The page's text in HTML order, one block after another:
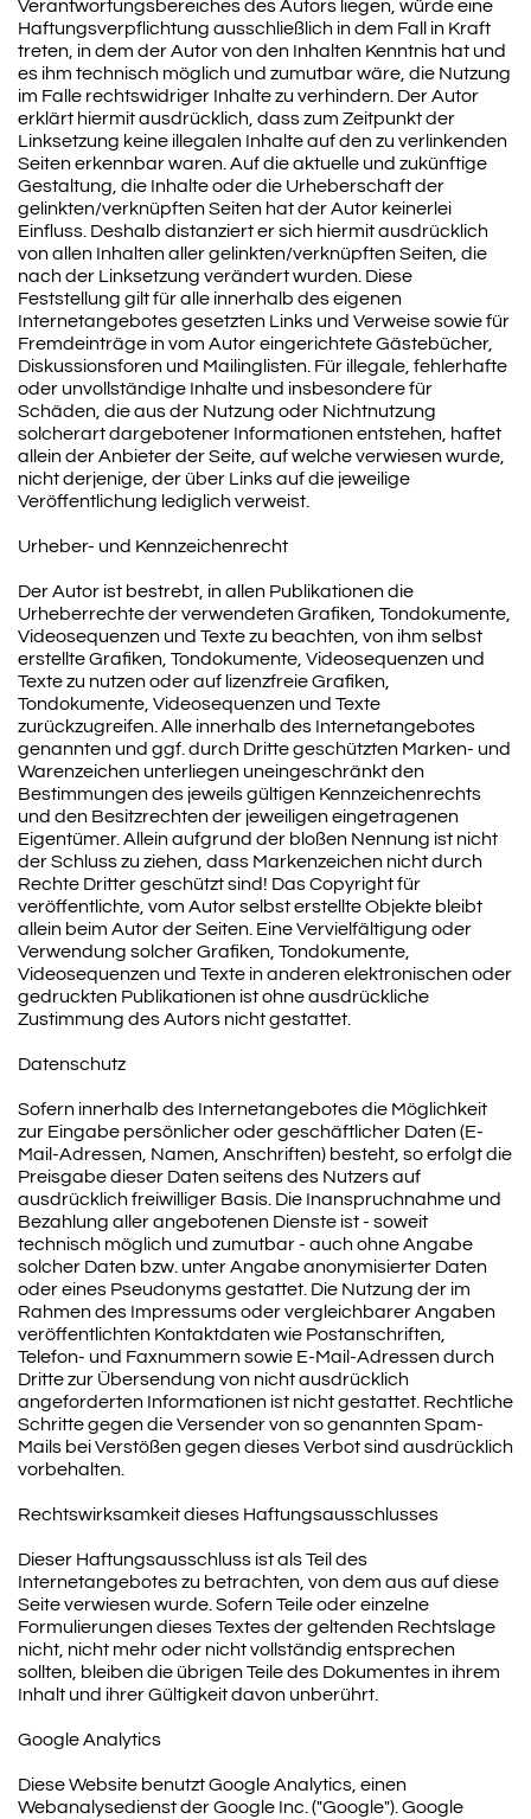
Verantwortungsbereiches des Autors liegen, würde eine
Haftungsverpflichtung ausschließlich in dem Fall in Kraft
treten, in dem der Autor von den Inhalten Kenntnis hat und
es ihm technisch möglich und zumutbar wäre, die Nutzung
im Falle rechtswidriger Inhalte zu verhindern. Der Autor
erklärt hiermit ausdrücklich, dass zum Zeitpunkt der
Linksetzung keine illegalen Inhalte auf den zu verlinkenden
Seiten erkennbar waren. Auf die aktuelle und zukünftige
Gestaltung, die Inhalte oder die Urheberschaft der
gelinkten/verknüpften Seiten hat der Autor keinerlei
Einfluss. Deshalb distanziert er sich hiermit ausdrücklich
von allen Inhalten aller gelinkten/verknüpften Seiten, die
nach der Linksetzung verändert wurden. Diese
Feststellung gilt für alle innerhalb des eigenen
Internetangebotes gesetzten Links und Verweise sowie für
Fremdeinträge in vom Autor eingerichtete Gästebücher,
Diskussionsforen und Mailinglisten. Für illegale, fehlerhafte
oder unvollständige Inhalte und insbesondere für
Schäden, die aus der Nutzung oder Nichtnutzung
solcherart dargebotener Informationen entstehen, haftet
allein der Anbieter der Seite, auf welche verwiesen wurde,
nicht derjenige, der über Links auf die jeweilige
Veröffentlichung lediglich verweist.
Urheber- und Kennzeichenrecht
Der Autor ist bestrebt, in allen Publikationen die
Urheberrechte der verwendeten Grafiken, Tondokumente,
Videosequenzen und Texte zu beachten, von ihm selbst
erstellte Grafiken, Tondokumente, Videosequenzen und
Texte zu nutzen oder auf lizenzfreie Grafiken,
Tondokumente, Videosequenzen und Texte
zurückzugreifen. Alle innerhalb des Internetangebotes
genannten und ggf. durch Dritte geschützten Marken- und
Warenzeichen unterliegen uneingeschränkt den
Bestimmungen des jeweils gültigen Kennzeichenrechts
und den Besitzrechten der jeweiligen eingetragenen
Eigentümer. Allein aufgrund der bloßen Nennung ist nicht
der Schluss zu ziehen, dass Markenzeichen nicht durch
Rechte Dritter geschützt sind! Das Copyright für
veröffentlichte, vom Autor selbst erstellte Objekte bleibt
allein beim Autor der Seiten. Eine Vervielfältigung oder
Verwendung solcher Grafiken, Tondokumente,
Videosequenzen und Texte in anderen elektronischen oder
gedruckten Publikationen ist ohne ausdrückliche
Zustimmung des Autors nicht gestattet.
Datenschutz
Sofern innerhalb des Internetangebotes die Möglichkeit
zur Eingabe persönlicher oder geschäftlicher Daten (E-
Mail-Adressen, Namen, Anschriften) besteht, so erfolgt die
Preisgabe dieser Daten seitens des Nutzers auf
ausdrücklich freiwilliger Basis. Die Inanspruchnahme und
Bezahlung aller angebotenen Dienste ist - soweit
technisch möglich und zumutbar - auch ohne Angabe
solcher Daten bzw. unter Angabe anonymisierter Daten
oder eines Pseudonyms gestattet. Die Nutzung der im
Rahmen des Impressums oder vergleichbarer Angaben
veröffentlichten Kontaktdaten wie Postanschriften,
Telefon- und Faxnummern sowie E-Mail-Adressen durch
Dritte zur Übersendung von nicht ausdrücklich
angeforderten Informationen ist nicht gestattet. Rechtliche
Schritte gegen die Versender von so genannten Spam-
Mails bei Verstößen gegen dieses Verbot sind ausdrücklich
vorbehalten.
Rechtswirksamkeit dieses Haftungsausschlusses
Dieser Haftungsausschluss ist als Teil des
Internetangebotes zu betrachten, von dem aus auf diese
Seite verwiesen wurde. Sofern Teile oder einzelne
Formulierungen dieses Textes der geltenden Rechtslage
nicht, nicht mehr oder nicht vollständig entsprechen
sollten, bleiben die übrigen Teile des Dokumentes in ihrem
Inhalt und ihrer Gültigkeit davon unberührt.
Google Analytics
Diese Website benutzt Google Analytics, einen
Webanalysedienst der Google Inc. ("Google"). Google